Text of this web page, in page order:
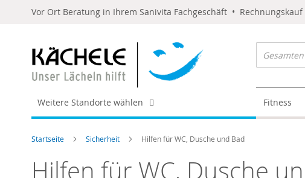
Vor Ort Beratung in Ihrem Sanivita Fachgeschäft •
Weitere Standorte wählen Fitness
Startseite Sicherheit Hilfen für WC, Dusche und Bad
Hilfen für WC, Dusche